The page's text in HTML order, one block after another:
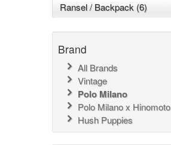
Ransel / Backpack (6)
Brand
All Brands
Vintage
Polo Milano
Polo Milano x Hinomoto
Hush Puppies